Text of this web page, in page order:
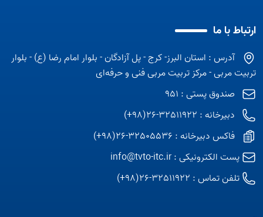
ارتباط با ما
آدرس : استان البرز- کرج - پل آزادگان - بلوار امام رضا (ع) - بلوار
تربیت مربی - مرکز تربیت مربی فنی و حرفه‌ای
صندوق پستی : 951
دبیرخانه : 32511922-26(98+)
فاکس دبیرخانه : 32505536-26(98+)
پست الکترونیکی :info@tvto-itc.ir
تلفن تماس : 32511922-26(98+)